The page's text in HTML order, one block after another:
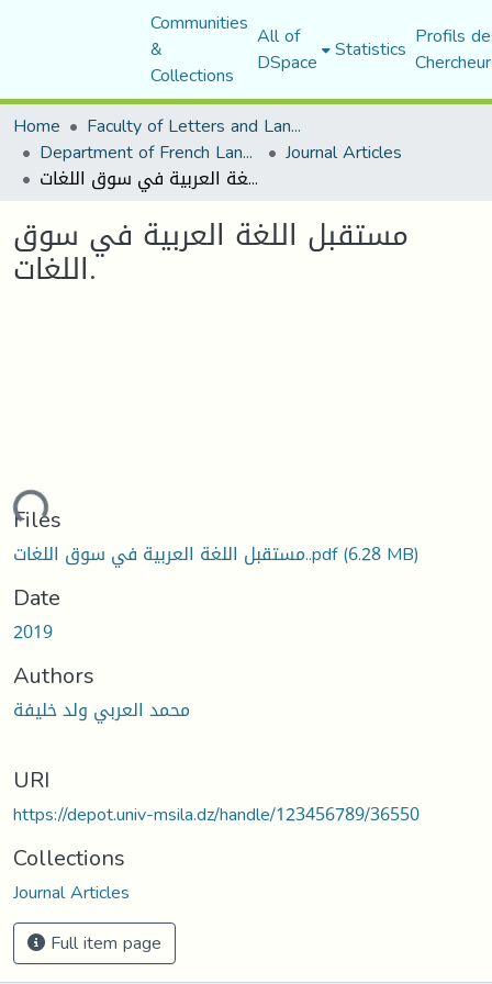
Communities
&
Collections
All of
DSpace Statistics Profils
Home
Faculty of Letters and Languages
Department of French Language and Literature Journal Articles
مستقبل اللغة العربية في سوق اللغات.
مستقبل اللغة العربية في سوق
اللغات.
Loading...
Files
مستقبل اللغة العربية في سوق اللغات..pdf(6.28 MB)
Date
2019
Authors
محمد العربي ولد خليفة
URI
https://depot.univ-msila.dz/handle/123456789/36550
Collections
Journal Articles
Full item page